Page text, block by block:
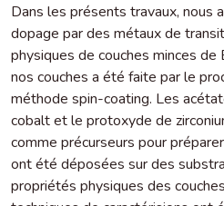
Dans les présents travaux, nous
dopage par des métaux de
physiques de couches minces de
nos couches a été faite par le
méthode spin-coating. Les
cobalt et le protoxyde de
comme précurseurs pour
ont été déposées sur des
propriétés physiques des